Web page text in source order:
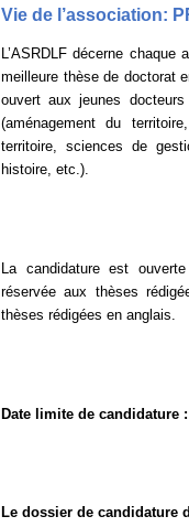
Vie de l’association:
L’ASRDLF décerne chaque
meilleure thèse de doctorat
ouvert aux jeunes
(aménagement du
territoire, sciences de
histoire, etc.).
La candidature est
réservée aux thèses
thèses rédigées en anglais.
Date limite de candidature
Le dossier de candidature